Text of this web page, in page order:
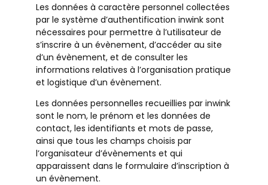
Les données à caractère personnel collectées
par le système d’authentification inwink sont
nécessaires pour permettre à l’utilisateur de
s’inscrire à un évènement, d’accéder au site
d’un évènement, et de consulter les
informations relatives à l’organisation pratique
et logistique d’un évènement.
Les données personnelles recueillies par inwink
sont le nom, le prénom et les données de
contact, les identifiants et mots de passe,
ainsi que tous les champs choisis par
l’organisateur d’évènements et qui
apparaissent dans le formulaire d’inscription à
un évènement.